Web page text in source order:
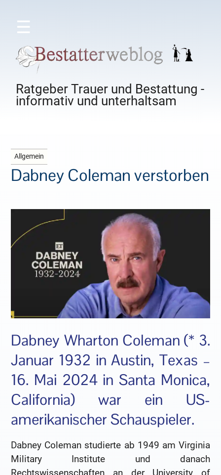
☰
Ratgeber Trauer und Bestattung -
informativ und unterhaltsam
Allgemein
Dabney Coleman verstorben
Dabney Wharton Coleman (* 3.
Januar 1932 in Austin, Texas –
16. Mai 2024 in Santa Monica,
California) war ein US-
amerikanischer Schauspieler.
Dabney Coleman studierte ab 1949 am Virginia
Military Institute und danach
Rechtswissenschaften an der University of